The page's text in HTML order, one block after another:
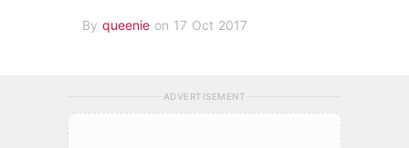
By queenie on 17 Oct 2017
ADVERTISEMENT